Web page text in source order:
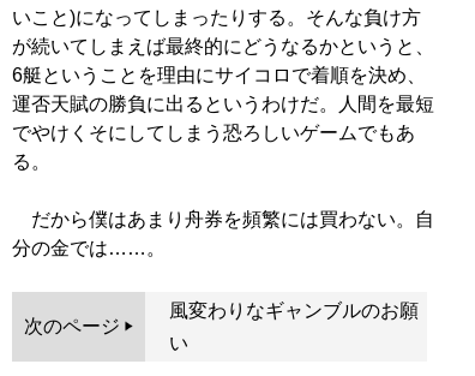
いこと)になってしまったりする。そんな負け方
が続いてしまえば最終的にどうなるかというと、
6艇ということを理由にサイコロで着順を決め、
運否天賦の勝負に出るというわけだ。人間を最短
でやけくそにしてしまう恐ろしいゲームでもあ
る。
だから僕はあまり舟券を頻繁には買わない。自
分の金では……。
次のページ
風変わりなギャンブルのお願
い